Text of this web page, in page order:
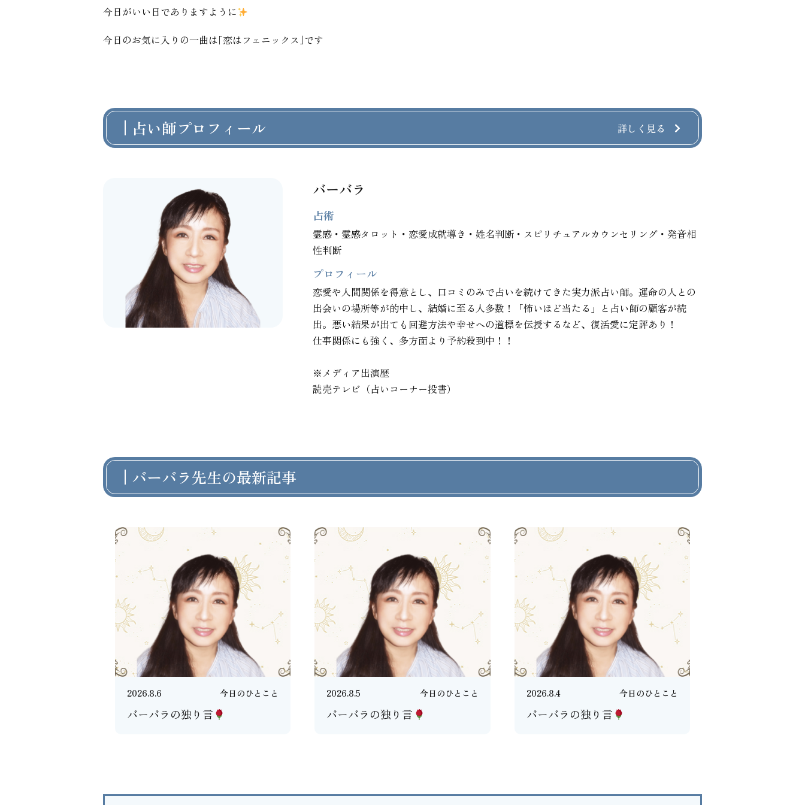
今日がいい日でありますように
今日のお気に入りの一曲は｢恋はフェニックス｣です
占い師プロフィール 詳しく見る
バーバラ
占術
霊感・霊感タロット・恋愛成就導き・姓名判断・スピリチュアルカウンセリング・発音相
性判断
プロフィール
恋愛や人間関係を得意とし、口コミのみで占いを続けてきた実力派占い師。運命の人との
出会いの場所等が的中し、結婚に至る人多数！「怖いほど当たる」と占い師の顧客が続
出。悪い結果が出ても回避方法や幸せへの道標を伝授するなど、復活愛に定評あり！
仕事関係にも強く、多方面より予約殺到中！！
※メディア出演歴
読売テレビ（占いコーナー投書）
バーバラ先生の最新記事
2026.8.6 今日のひとこと
バーバラの独り言
2026.8.5 今日のひとこと
バーバラの独り言
2026.8.4 今日のひとこと
バーバラの独り言